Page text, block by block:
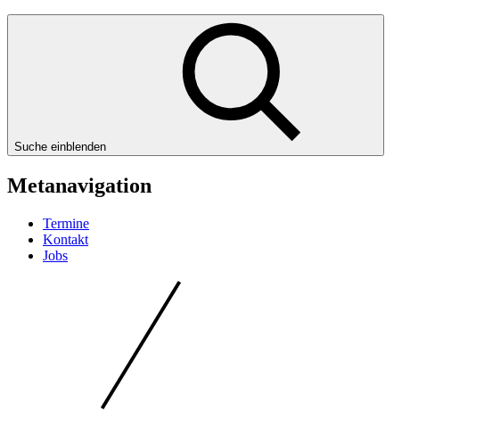
Suche einblenden
Metanavigation
Termine
Kontakt
Jobs